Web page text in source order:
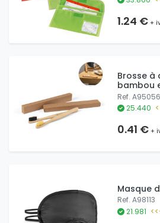
1.24 €+
Brosse à
bambou
Ref. A95056
25.440
0.41 €+
Masque
Ref. A98113
21.981